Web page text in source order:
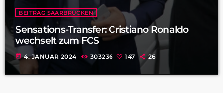
BEITRAG SAARBRÜCKEN
Sensations-Transfer: Cristiano Ronaldo
wechselt zum FCS
today 4. JANUAR 2024 303236 147 26